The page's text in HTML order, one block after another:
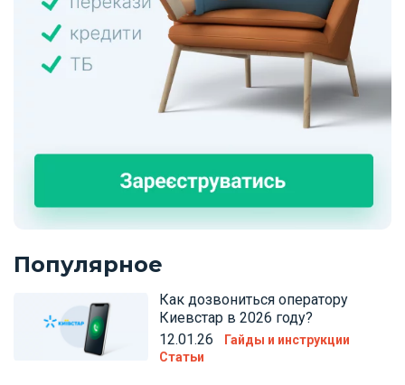
Популярное
Как дозвониться оператору
Киевстар в 2026 году?
12.01.26
Гайды и инструкции
Статьи